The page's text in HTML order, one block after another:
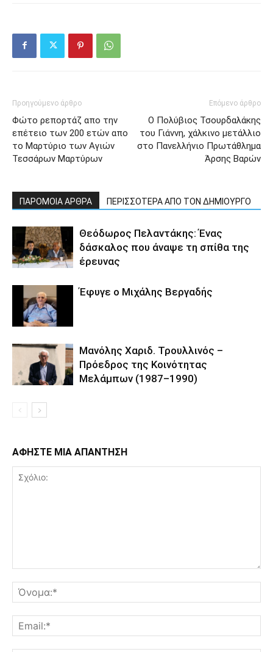
Προηγούμενο άρθρο
Φώτο ρεπορτάζ απο την
επέτειο των 200 ετών απο
το Μαρτύριο των Αγιών
Τεσσάρων Μαρτύρων
Επόμενο άρθρο
Ο Πολύβιος Τσουρδαλάκης
του Γιάννη, χάλκινο μετάλλιο
στο Πανελλήνιο Πρωτάθλημα
Άρσης Βαρών
ΠΑΡΟΜΟΙΑ ΑΡΘΡΑ ΠΕΡΙΣΣΟΤΕΡΑ ΑΠΟ ΤΟΝ ΔΗΜΙΟΥΡΓΟ
Θεόδωρος Πελαντάκης: Ένας
δάσκαλος που άναψε τη σπίθα της
έρευνας
Έφυγε ο Μιχάλης Βεργαδής
Μανόλης Χαριδ. Τρουλλινός –
Πρόεδρος της Κοινότητας
Μελάμπων (1987–1990)
ΑΦΗΣΤΕ ΜΙΑ ΑΠΑΝΤΗΣΗ